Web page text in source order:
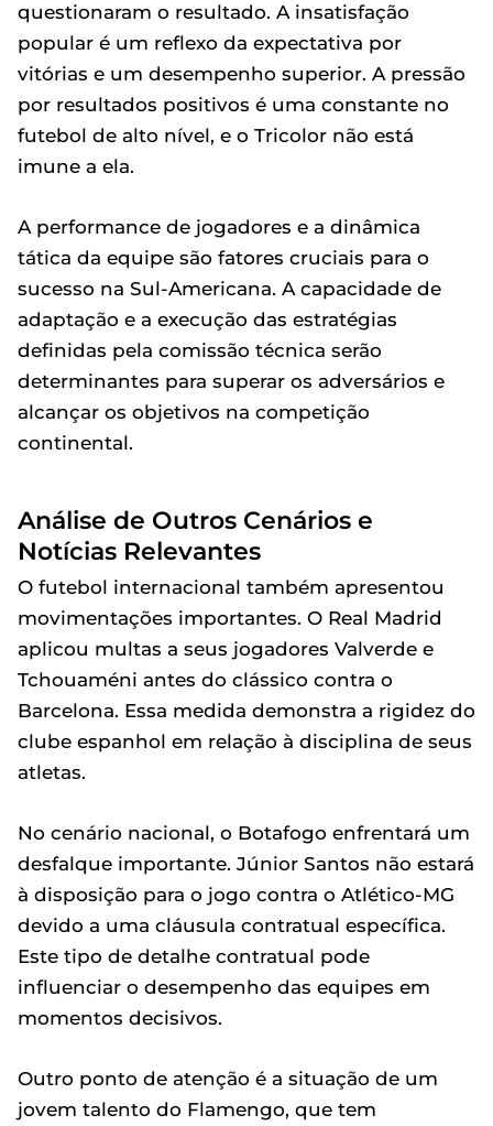
questionaram o resultado. A insatisfação
popular é um reflexo da expectativa por
vitórias e um desempenho superior. A pressão
por resultados positivos é uma constante no
futebol de alto nível, e o Tricolor não está
imune a ela.
A performance de jogadores e a dinâmica
tática da equipe são fatores cruciais para o
sucesso na Sul-Americana. A capacidade de
adaptação e a execução das estratégias
definidas pela comissão técnica serão
determinantes para superar os adversários e
alcançar os objetivos na competição
continental.
Análise de Outros Cenários e
Notícias Relevantes
O futebol internacional também apresentou
movimentações importantes. O Real Madrid
aplicou multas a seus jogadores Valverde e
Tchouaméni antes do clássico contra o
Barcelona. Essa medida demonstra a rigidez do
clube espanhol em relação à disciplina de seus
atletas.
No cenário nacional, o Botafogo enfrentará um
desfalque importante. Júnior Santos não estará
à disposição para o jogo contra o Atlético-MG
devido a uma cláusula contratual específica.
Este tipo de detalhe contratual pode
influenciar o desempenho das equipes em
momentos decisivos.
Outro ponto de atenção é a situação de um
jovem talento do Flamengo, que tem